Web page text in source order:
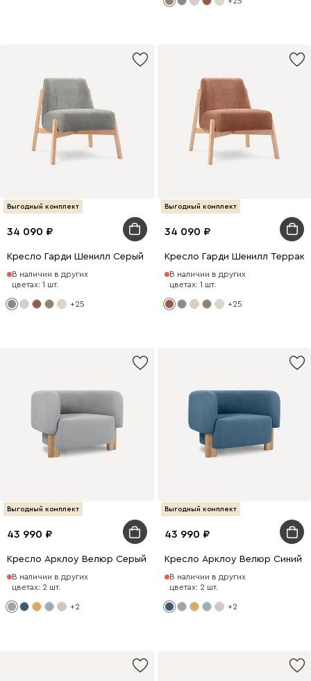
Выгодный комплект
34 090
Кресло Гарди Шенилл Серый
В наличии в других
цветах: 1 шт.
+25
Выгодный комплект
34 090
Кресло Гарди Шенилл
В наличии в других
цветах: 1 шт.
+25
Выгодный комплект
43 990
Кресло Арклоу Велюр Серый
В наличии в других
цветах: 2 шт.
+2
Выгодный комплект
43 990
Кресло Арклоу Велюр Синий
В наличии в других
цветах: 2 шт.
+2